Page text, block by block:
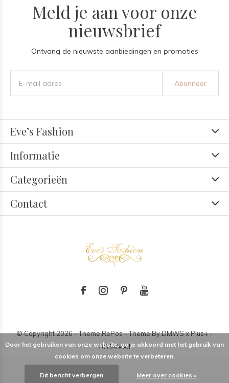
Meld je aan voor onze
nieuwsbrief
Ontvang de nieuwste aanbiedingen en promoties
Abonneer
Eve’s Fashion
Informatie
Categorieën
Contact
© Copyright2026- Theme RePos - Theme ByDMWSxPlus+-
RSS-feed
Door het gebruiken van onze website, ga je akkoord met het gebruik van
cookies om onze website te verbeteren.
Dit bericht verbergen Meer over cookies »